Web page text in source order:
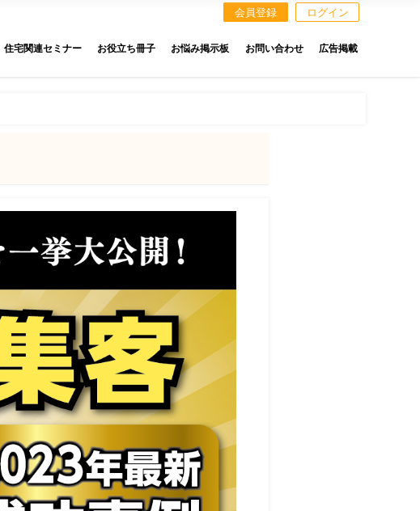
会員登録 ログイン
住宅関連セミナー お役立ち冊子 お悩み掲示板 お問い合わせ 広告掲載